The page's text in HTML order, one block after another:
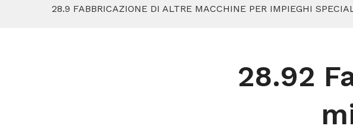
28.9 FABBRICAZIONE DI ALTRE MACCHINE PER IMPIEGHI
28.92